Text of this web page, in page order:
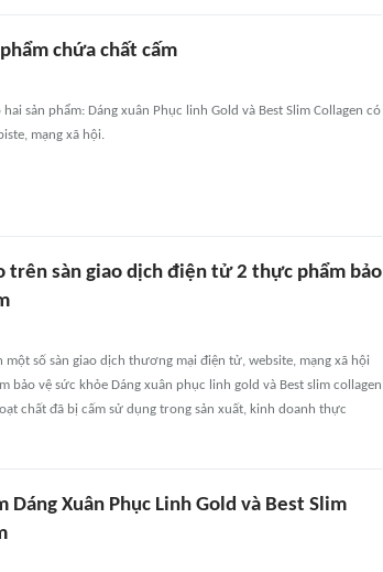
chứa chất cấm
sản phẩm: Dáng xuân Phục linh Gold và Best Slim Collagen có
mạng xã hội.
trên sàn giao dịch điện tử 2 thực phẩm bảo
một số sàn giao dịch thương mại điện tử, website, mạng xã hội
bảo vệ sức khỏe Dáng xuân phục linh gold và Best slim collagen
chất đã bị cấm sử dụng trong sản xuất, kinh doanh thực
Dáng Xuân Phục Linh Gold và Best Slim